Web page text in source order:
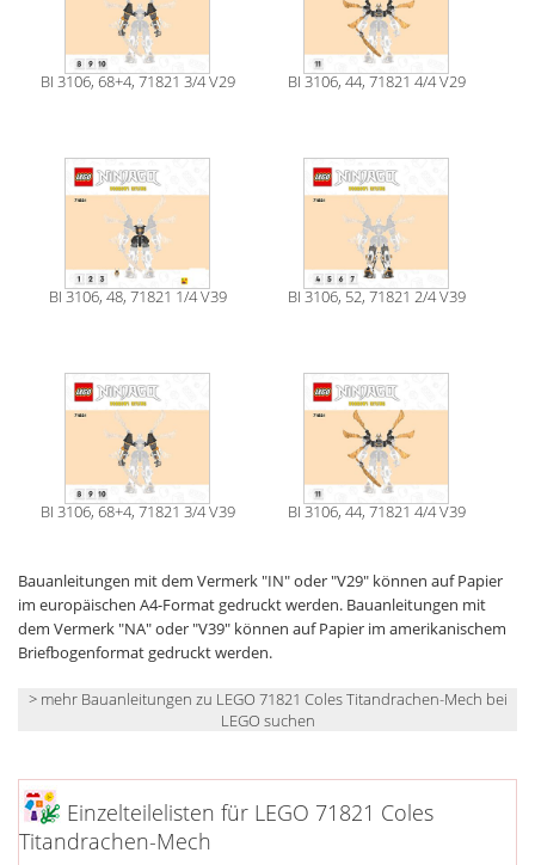
BI 3106, 68+4, 71821 3/4 V29 BI 3106, 44, 71821 4/4 V29
BI 3106, 48, 71821 1/4 V39 BI 3106, 52, 71821 2/4 V39
BI 3106, 68+4, 71821 3/4 V39 BI 3106, 44, 71821 4/4 V39
Bauanleitungen mit dem Vermerk "IN" oder "V29" können auf Papier
im europäischen A4-Format gedruckt werden. Bauanleitungen mit
dem Vermerk "NA" oder "V39" können auf Papier im amerikanischem
Briefbogenformat gedruckt werden.
> mehr Bauanleitungen zu LEGO 71821 Coles Titandrachen-Mech bei
LEGO suchen
Einzelteilelisten für LEGO 71821 Coles
Titandrachen-Mech